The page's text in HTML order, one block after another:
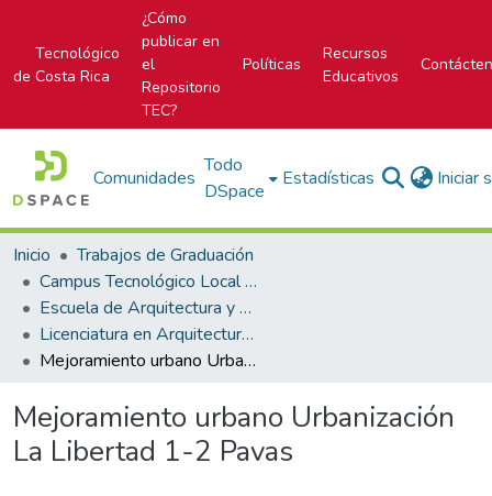
Tecnológico
de Costa Rica
¿Cómo
publicar en
el
Repositorio
TEC?
Políticas
Recursos
Educativos
Comunidades
Todo
DSpace
Estadísticas Iniciar
Inicio
Trabajos de Graduación
Campus Tecnológico Local San José
Escuela de Arquitectura y Urbanismo
Licenciatura en Arquitectura y Urbanismo
Mejoramiento urbano Urbanización La Libertad 1-2 Pavas
Mejoramiento urbano Urbanización
La Libertad 1-2 Pavas